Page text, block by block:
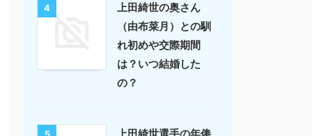
4
上田綺世の奥さん
（由布菜月）との馴
れ初めや交際期間
は？いつ結婚した
の？